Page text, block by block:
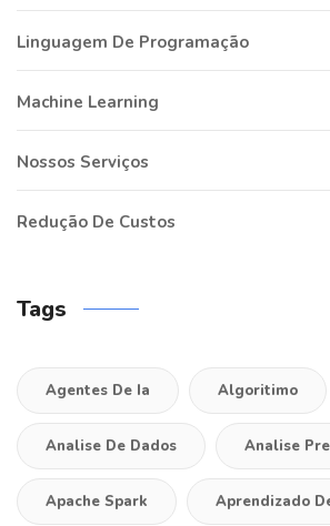
Linguagem De Programação
Machine Learning
Nossos Serviços
Redução De Custos
Tags
Agentes De Ia Algoritimo
Analise De Dados Analise
Apache Spark Aprendizado